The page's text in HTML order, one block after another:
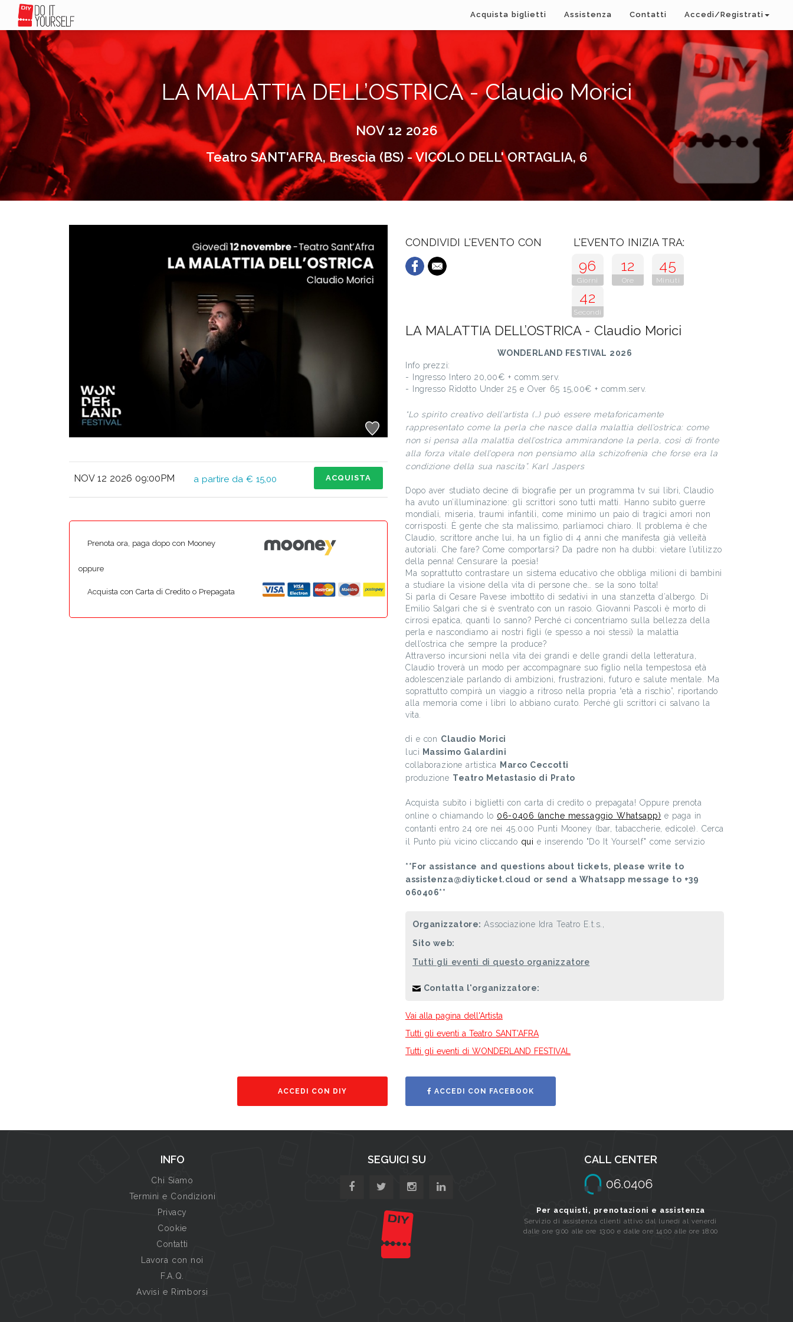
Acquista biglietti Assistenza Contatti Accedi/Registrati
LA MALATTIA DELL’OSTRICA - Claudio Morici
NOV 12 2026
Teatro SANT'AFRA, Brescia (BS) - VICOLO DELL' ORTAGLIA, 6
NOV 12 2026 09:00PM a partire da € 15,00 ACQUISTA
Prenota ora, paga dopo con Mooney
oppure
Acquista con Carta di Credito o Prepagata
CONDIVIDI L'EVENTO CON L'EVENTO INIZIA TRA:
96
Giorni
12
Ore
45
Minuti
41
Secondi
LA MALATTIA DELL’OSTRICA - Claudio Morici
WONDERLAND FESTIVAL 2026
Info prezzi:
- Ingresso Intero 20,00€ + comm.serv.
- Ingresso Ridotto Under 25 e Over 65 15,00€ + comm.serv.
“Lo spirito creativo dell’artista (…) può essere metaforicamente
rappresentato come la perla che nasce dalla malattia dell’ostrica: come
non si pensa alla malattia dell’ostrica ammirandone la perla, così di fronte
alla forza vitale dell’opera non pensiamo alla schizofrenia che forse era la
condizione della sua nascita”. Karl Jaspers
Dopo aver studiato decine di biografie per un programma tv sui libri, Claudio
ha avuto un’illuminazione: gli scrittori sono tutti matti. Hanno subito guerre
mondiali, miseria, traumi infantili, come minimo un paio di tragici amori non
corrisposti. È gente che sta malissimo, parliamoci chiaro. Il problema è che
Claudio, scrittore anche lui, ha un figlio di 4 anni che manifesta già velleità
autoriali. Che fare? Come comportarsi? Da padre non ha dubbi: vietare l’utilizzo
della penna! Censurare la poesia!
Ma soprattutto contrastare un sistema educativo che obbliga milioni di bambini
a studiare la visione della vita di persone che… se la sono tolta!
Si parla di Cesare Pavese imbottito di sedativi in una stanzetta d’albergo. Di
Emilio Salgari che si è sventrato con un rasoio. Giovanni Pascoli è morto di
cirrosi epatica, quanti lo sanno? Perché ci concentriamo sulla bellezza della
perla e nascondiamo ai nostri figli (e spesso a noi stessi) la malattia
dell’ostrica che sempre la produce?
Attraverso incursioni nella vita dei grandi e delle grandi della letteratura,
Claudio troverà un modo per accompagnare suo figlio nella tempestosa età
adolescenziale parlando di ambizioni, frustrazioni, futuro e salute mentale. Ma
soprattutto compirà un viaggio a ritroso nella propria “età a rischio”, riportando
alla memoria come i libri lo abbiano curato. Perché gli scrittori ci salvano la
vita.
di e con Claudio Morici
luci Massimo Galardini
collaborazione artistica
Marco Ceccotti
produzione Teatro Metastasio di Prato
Acquista subito i biglietti con carta di credito o prepagata! Oppure prenota
online o chiamando lo 06-0406 (anche messaggio Whatsapp) e paga in
contanti entro 24 ore nei 45.000 Punti Mooney (bar, tabaccherie, edicole). Cerca
il Punto più vicino cliccando qui e inserendo "Do It Yourself" come servizio
**For assistance and questions about tickets, please write to
assistenza@diyticket.cloud or send a Whatsapp message to +39
060406**
Organizzatore:Associazione Idra Teatro E.t.s.,
Sito web:
Tutti gli eventi di questo organizzatore
Contatta l'organizzatore:
Vai alla pagina dell'Artista
Tutti gli eventi a Teatro SANT'AFRA
Tutti gli eventi di WONDERLAND FESTIVAL
ACCEDI CON DIY ACCEDI CON FACEBOOK
INFO
Chi Siamo
Termini e Condizioni
Privacy
Cookie
Contatti
Lavora con noi
F.A.Q.
Avvisi e Rimborsi
SEGUICI SU CALL CENTER
Per acquisti, prenotazioni e assistenza
Servizio di assistenza clienti attivo dal lunedi al venerdi
dalle ore 9:00 alle ore 13:00 e dalle ore 14:00 alle ore 18:00